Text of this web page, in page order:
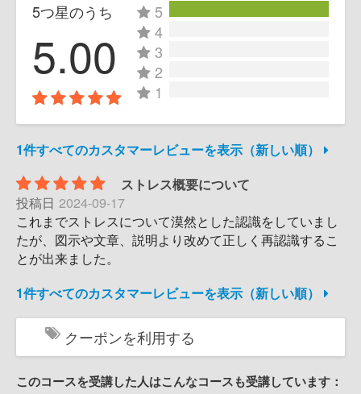
5つ星のうち
5.00
5
4
3
2
1
1件すべてのカスタマーレビューを表示（新しい順）
ストレス概要について
投稿日 2024-09-17
これまでストレスについて漠然とした認識をしていまし
たが、図示や文章、説明より改めて正しく再認識するこ
とが出来ました。
1件すべてのカスタマーレビューを表示（新しい順）
クーポンを利用する
このコースを受講した人はこんなコースも受講しています：